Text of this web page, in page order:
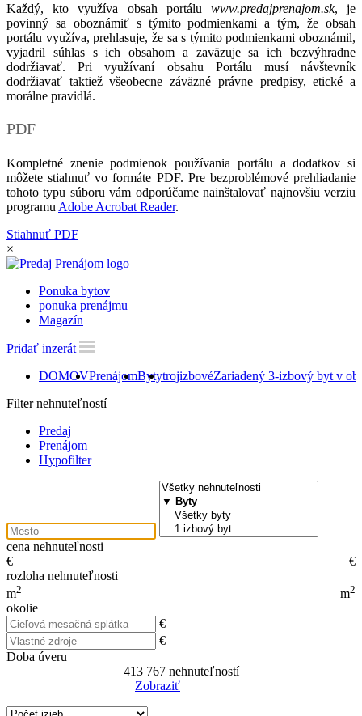
Každý, kto využíva obsah portálu www.predajprenajom.sk, je
povinný sa oboznámiť s týmito podmienkami a tým, že obsah
portálu využíva, prehlasuje, že sa s týmito podmienkami oboznámil,
vyjadril súhlas s ich obsahom a zaväzuje sa ich bezvýhradne
dodržiavať. Pri využívaní obsahu Portálu musí návštevník
dodržiavať taktiež všeobecne záväzné právne predpisy, etické a
morálne pravidlá.
PDF
Kompletné znenie podmienok používania portálu a dodatkov si
môžete stiahnuť vo formáte PDF. Pre bezproblémové prehliadanie
tohoto typu súboru vám odporúčame nainštalovať najnovšiu verziu
programu Adobe Acrobat Reader.
Stiahnuť PDF
×
Ponuka bytov
ponuka prenájmu
Magazín
Pridať inzerát
DOMOVPrenájomBytytrojizbovéZariadený 3-izbový byt v
Filter nehnuteľností
Predaj
Prenájom
Hypofilter
cena nehnuteľnosti
€
€
rozloha nehnuteľnosti
m2 m2
okolie
€
€
Doba úveru
413 767nehnuteľností
Zobraziť